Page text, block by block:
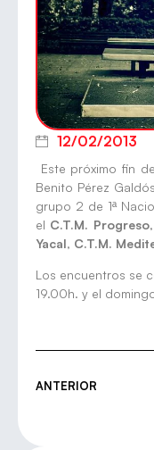
12/02/2013
Este próximo fin
Benito Pérez
grupo 2 de 1ª
el C.T.M. Progreso,
Yacal, C.T.M.
Los encuentros se
19.00h. y el
ANTERIOR